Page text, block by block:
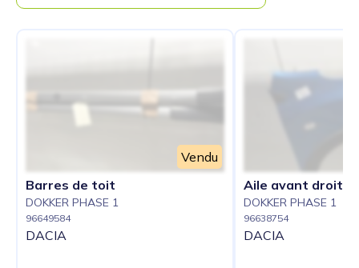
Vendu
Barres de toit
DOKKER PHASE 1
96649584
DACIA
Aile avant droit
DOKKER PHASE 1
96638754
DACIA